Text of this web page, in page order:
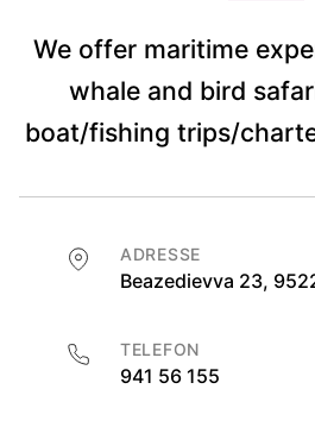
We offer maritime
whale and bird
boat/fishing trips/
ADRESSE
Beazedievva 23,
TELEFON
941 56 155